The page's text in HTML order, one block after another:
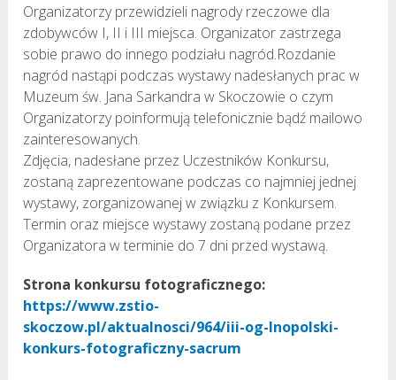
Organizatorzy przewidzieli nagrody rzeczowe dla
zdobywców I, II i III miejsca. Organizator zastrzega
sobie prawo do innego podziału nagród.Rozdanie
nagród nastąpi podczas wystawy nadesłanych prac w
Muzeum św. Jana Sarkandra w Skoczowie o czym
Organizatorzy poinformują telefonicznie bądź mailowo
zainteresowanych.
Zdjęcia, nadesłane przez Uczestników Konkursu,
zostaną zaprezentowane podczas co najmniej jednej
wystawy, zorganizowanej w związku z Konkursem.
Termin oraz miejsce wystawy zostaną podane przez
Organizatora w terminie do 7 dni przed wystawą.
Strona konkursu fotograficznego:
https://www.zstio-
skoczow.pl/aktualnosci/964/iii-og-lnopolski-
konkurs-fotograficzny-sacrum